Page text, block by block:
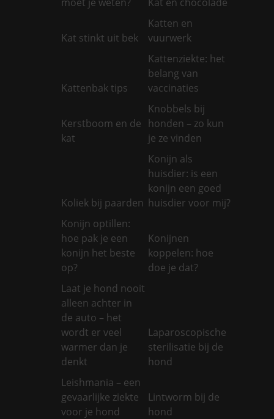
Kat stinkt uit bek
Katten en
vuurwerk
Kattenbak tips
Kattenziekte: het
belang van
vaccinaties
Kerstboom en de
kat
Knobbels bij
honden – zo kun
je ze vinden
Koliek bij paarden
Konijn als
huisdier: is een
konijn een goed
huisdier voor mij?
Konijn optillen:
hoe pak je een
konijn het beste
op?
Konijnen
koppelen: hoe
doe je dat?
Laat je hond nooit
alleen achter in
de auto – het
wordt er veel
warmer dan je
denkt
Laparoscopische
sterilisatie bij de
hond
Leishmania – een
gevaarlijke ziekte
voor je hond
Lintworm bij de
hond